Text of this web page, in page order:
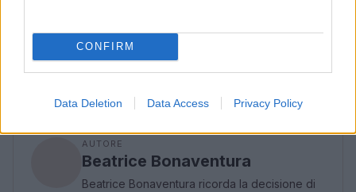
CONFIRM
Data Deletion Data Access Privacy Policy
l’allenamento diventa una pratica elegante e
duratura, capace di tradurre lo sforzo di oggi in
libertà di movimento nel futuro.
AUTORE
Beatrice Bonaventura
Beatrice Bonaventura ricorda la decisione di